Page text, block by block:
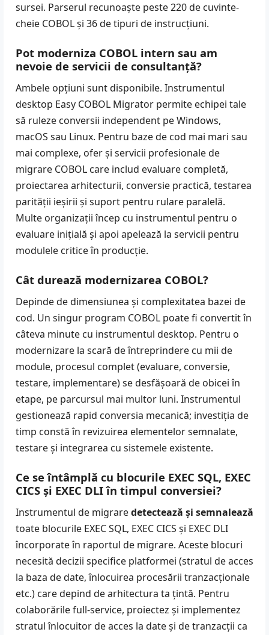
sursei. Parserul recunoaște peste 220 de cuvinte-
cheie COBOL și 36 de tipuri de instrucțiuni.
Pot moderniza COBOL intern sau am
nevoie de servicii de consultanță?
Ambele opțiuni sunt disponibile. Instrumentul
desktop Easy COBOL Migrator permite echipei tale
să ruleze conversii independent pe Windows,
macOS sau Linux. Pentru baze de cod mai mari sau
mai complexe, ofer și servicii profesionale de
migrare COBOL care includ evaluare completă,
proiectarea arhitecturii, conversie practică, testarea
parității ieșirii și suport pentru rulare paralelă.
Multe organizații încep cu instrumentul pentru o
evaluare inițială și apoi apelează la servicii pentru
modulele critice în producție.
Cât durează modernizarea COBOL?
Depinde de dimensiunea și complexitatea bazei de
cod. Un singur program COBOL poate fi convertit în
câteva minute cu instrumentul desktop. Pentru o
modernizare la scară de întreprindere cu mii de
module, procesul complet (evaluare, conversie,
testare, implementare) se desfășoară de obicei în
etape, pe parcursul mai multor luni. Instrumentul
gestionează rapid conversia mecanică; investiția de
timp constă în revizuirea elementelor semnalate,
testare și integrarea cu sistemele existente.
Ce se întâmplă cu blocurile EXEC SQL, EXEC
CICS și EXEC DLI în timpul conversiei?
Instrumentul de migraredetectează și semnalează
toate blocurile EXEC SQL, EXEC CICS și EXEC DLI
încorporate în raportul de migrare. Aceste blocuri
necesită decizii specifice platformei (stratul de acces
la baza de date, înlocuirea procesării tranzacționale
etc.) care depind de arhitectura ta țintă. Pentru
colaborările full-service, proiectez și implementez
stratul înlocuitor de acces la date și de tranzacții ca